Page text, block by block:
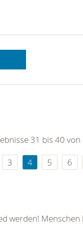
31 bis 40 von
3 4 5 6
werden!